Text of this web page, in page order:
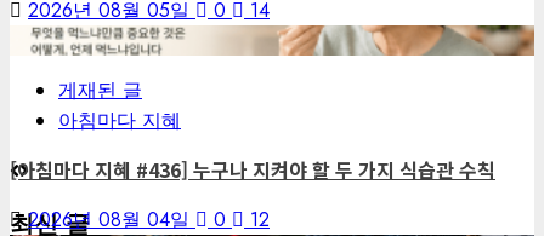
최신 글
2026년 08월 05일 0
14
게재된 글
아침마다 지혜
[아침마다 지혜 #436] 누구나 지켜야 할 두 가지 식습관 수칙
2026년 08월 04일 0 12